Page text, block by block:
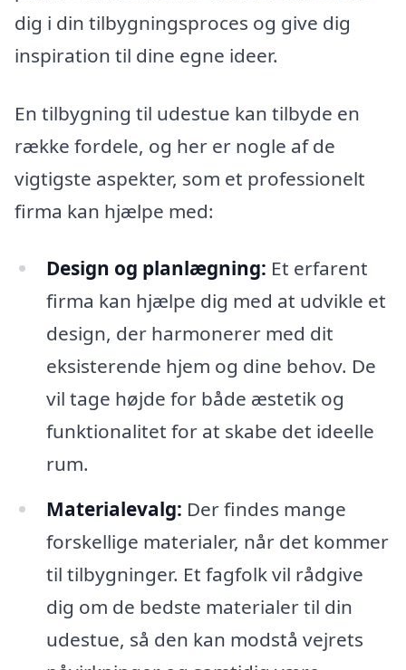
dig i din tilbygningsproces og give dig
inspiration til dine egne ideer.
En tilbygning til udestue kan tilbyde en
række fordele, og her er nogle af de
vigtigste aspekter, som et professionelt
firma kan hjælpe med:
Design og planlægning: Et erfarent
firma kan hjælpe dig med at udvikle et
design, der harmonerer med dit
eksisterende hjem og dine behov. De
vil tage højde for både æstetik og
funktionalitet for at skabe det ideelle
rum.
Materialevalg: Der findes mange
forskellige materialer, når det kommer
til tilbygninger. Et fagfolk vil rådgive
dig om de bedste materialer til din
udestue, så den kan modstå vejrets